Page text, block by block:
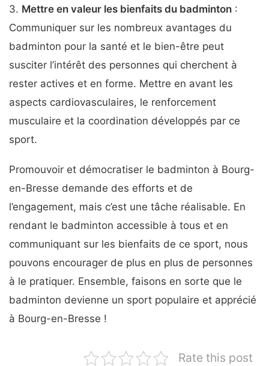
3. Mettre en valeur les bienfaits du badminton :
Communiquer sur les nombreux avantages du
badminton pour la santé et le bien-être peut
susciter l’intérêt des personnes qui cherchent à
rester actives et en forme. Mettre en avant les
aspects cardiovasculaires, le renforcement
musculaire et la coordination développés par ce
sport.
Promouvoir et démocratiser le badminton à Bourg-
en-Bresse demande des efforts et de
l’engagement, mais c’est une tâche réalisable. En
rendant le badminton accessible à tous et en
communiquant sur les bienfaits de ce sport, nous
pouvons encourager de plus en plus de personnes
à le pratiquer. Ensemble, faisons en sorte que le
badminton devienne un sport populaire et apprécié
à Bourg-en-Bresse !
Rate this post